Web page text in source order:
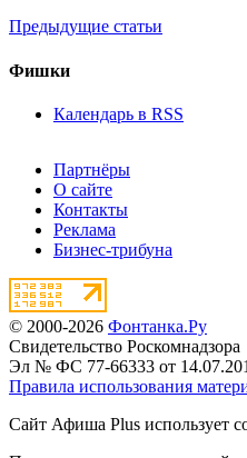
Предыдущие статьи
Фишки
Календарь в RSS
Партнёры
О сайте
Контакты
Реклама
Бизнес-трибуна
© 2000-2026 Фонтанка.Ру
Свидетельство Роскомнадзора
Эл № ФС 77-66333 от
Правила использования
Сайт Афиша Plus использует